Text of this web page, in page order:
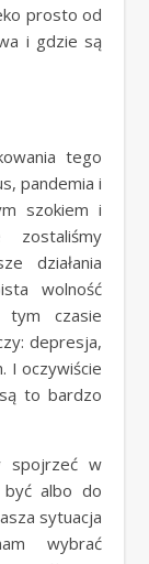
prosto od
i gdzie są
tego
pandemia i
szokiem i
działania
wolność
tym czasie
depresja,
I oczywiście
to bardzo
spojrzeć w
być albo do
sytuacja
wybrać